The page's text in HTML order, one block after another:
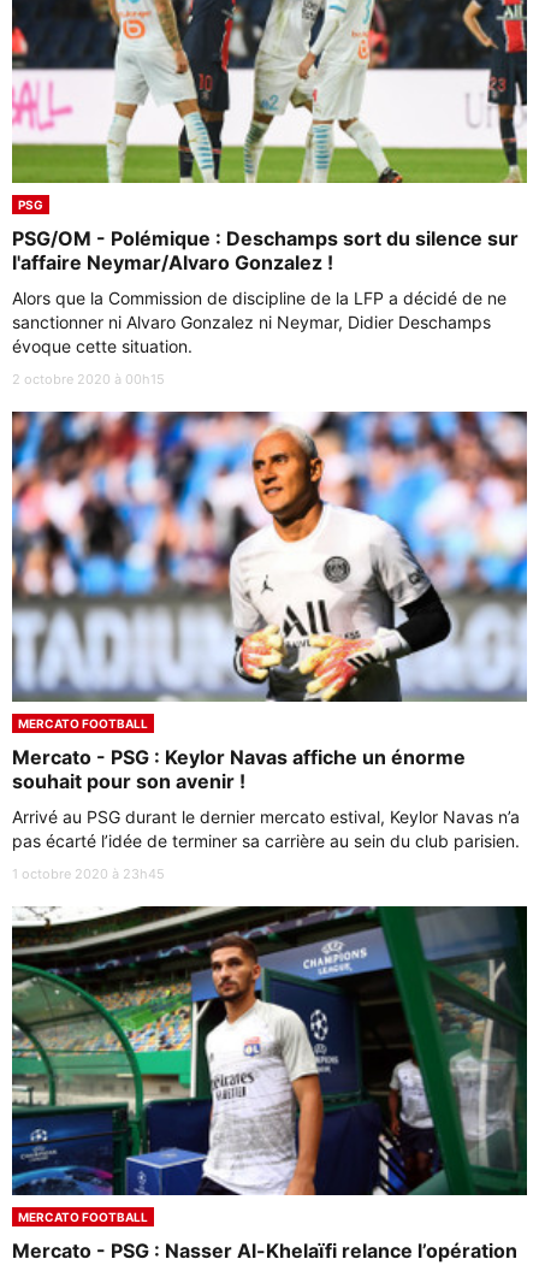
PSG
PSG/OM - Polémique : Deschamps sort du silence sur
l'affaire Neymar/Alvaro Gonzalez !
Alors que la Commission de discipline de la LFP a décidé de ne
sanctionner ni Alvaro Gonzalez ni Neymar, Didier Deschamps
évoque cette situation.
2 octobre 2020 à 00h15
MERCATO FOOTBALL
Mercato - PSG : Keylor Navas affiche un énorme
souhait pour son avenir !
Arrivé au PSG durant le dernier mercato estival, Keylor Navas n’a
pas écarté l’idée de terminer sa carrière au sein du club parisien.
1 octobre 2020 à 23h45
MERCATO FOOTBALL
Mercato - PSG : Nasser Al-Khelaïfi relance l’opération